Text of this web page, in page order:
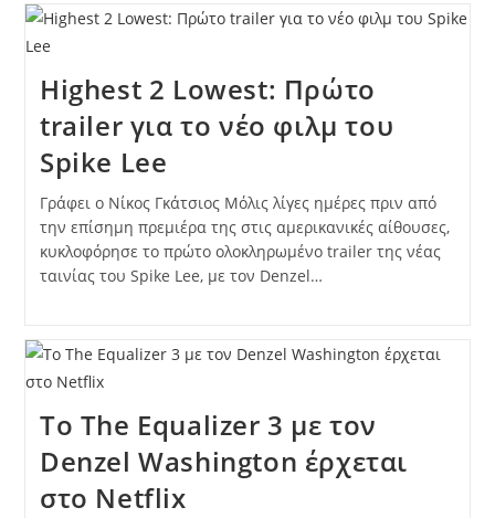
Highest 2 Lowest: Πρώτο
trailer για το νέο φιλμ του
Spike Lee
Γράφει ο Νίκος Γκάτσιος Μόλις λίγες ημέρες πριν από
την επίσημη πρεμιέρα της στις αμερικανικές αίθουσες,
κυκλοφόρησε το πρώτο ολοκληρωμένο trailer της νέας
ταινίας του Spike Lee, με τον Denzel…
Το The Equalizer 3 με τον
Denzel Washington έρχεται
στο Netflix